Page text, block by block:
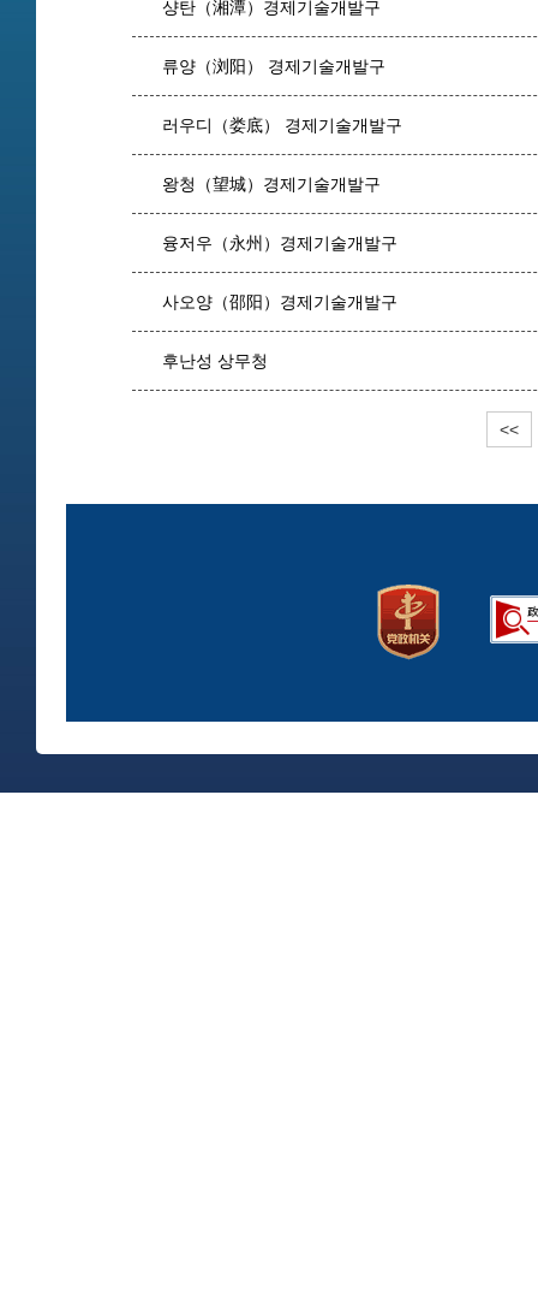
샹탄（湘潭）경제기술개발구
류양（浏阳） 경제기술개발구
러우디（娄底） 경제기술개발구
왕청（望城）경제기술개발구
융저우（永州）경제기술개발구
사오양（邵阳）경제기술개발구
후난성 상무청
<<